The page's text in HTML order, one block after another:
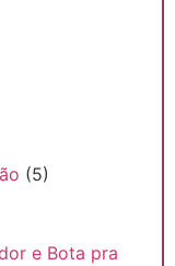
(5)
e Bota pra